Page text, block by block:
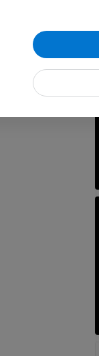
RMN della
RM
RMN del
RMN del